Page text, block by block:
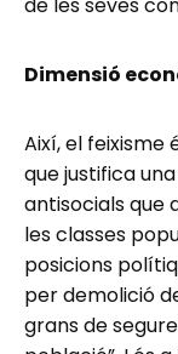
Dimensió
Així, el feixisme
que justifica
antisocials que
les classes
posicions
per demolició
grans de